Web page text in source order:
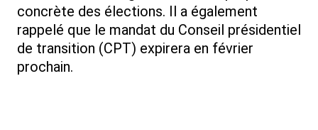
concrète des élections. Il a également
rappelé que le mandat du Conseil présidentiel
de transition (CPT) expirera en février
prochain.